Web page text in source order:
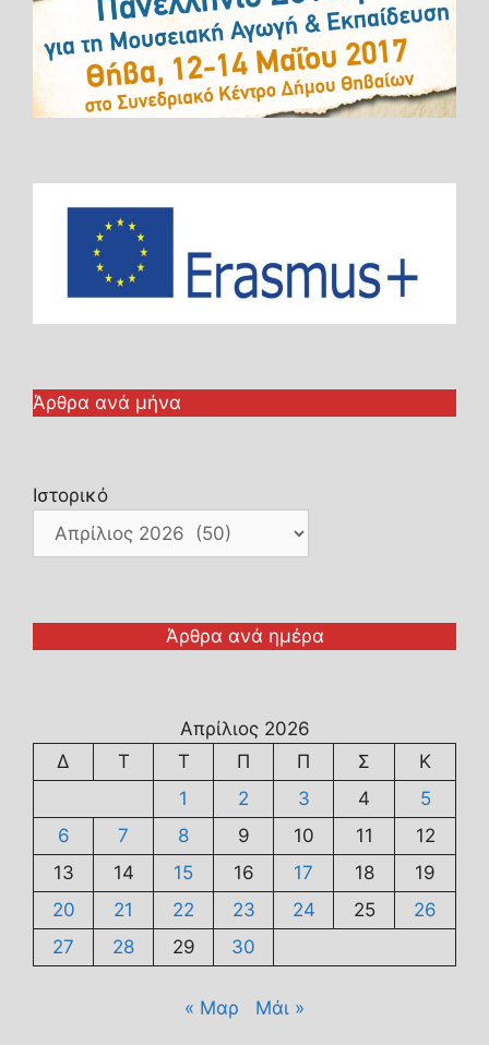
Άρθρα ανά μήνα
Ιστορικό
Άρθρα ανά ημέρα
Απρίλιος 2026
Δ
Τ Τ Π Π Σ
Κ
1
2 3 4
5
6
7 8 9 10 11
12
13
14 15 16 17 18
19
20
21 22 23 24 25
26
27
28 29 30
« Μαρ Μάι »